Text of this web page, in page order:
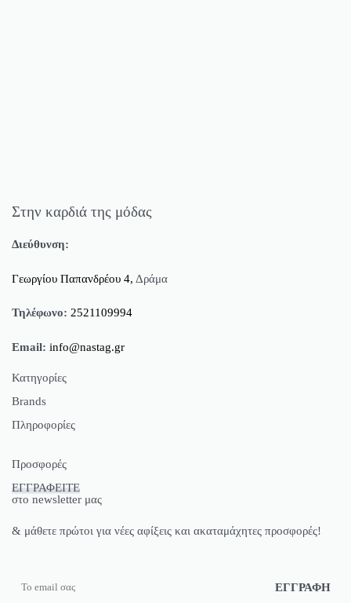
Στην καρδιά της μόδας
Διεύθυνση:
Γεωργίου Παπανδρέου 4, Δράμα
Τηλέφωνο: 2521109994
Email: info@nastag.gr
Κατηγορίες
Πανωφόρια
Φορέματα
Παντελόνια
T-shirt
Πουκάμισα
Πλεκτά
Brands
Sourloulou
Pepaloves
N2110
Bonendis
GiGi
Πληροφορίες
Brands
Όροι Χρήσης
Τρόποι Πληρωμής
Πολιτική Επιστροφών
Προσφορές
Γυναικείες Μπλούζες Προσφορές
Φορέματα Προσφορές
ΕΓΓΡΑΦΕΙΤΕ
στο newsletter μας
& μάθετε πρώτοι για νέες αφίξεις και ακαταμάχητες προσφορές!